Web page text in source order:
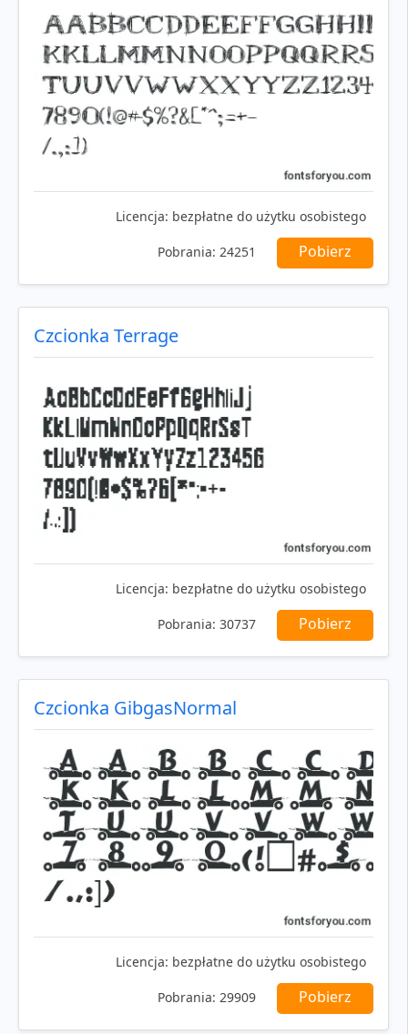
Licencja: bezpłatne do użytku osobistego
Pobrania: 24251 Pobierz
Czcionka Terrage
Licencja: bezpłatne do użytku osobistego
Pobrania: 30737 Pobierz
Czcionka GibgasNormal
Licencja: bezpłatne do użytku osobistego
Pobrania: 29909 Pobierz